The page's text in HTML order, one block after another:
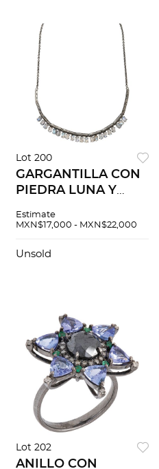
Lot 200
GARGANTILLA CON
PIEDRA LUNA Y
PLATA PAVONADA
corte oval ~9.0 ct y
Estimate
MXN$17,000 - MXN$22,000
Unsold
Lot 202
ANILLO CON